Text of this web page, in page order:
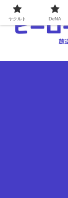
ヤクルト DeNA